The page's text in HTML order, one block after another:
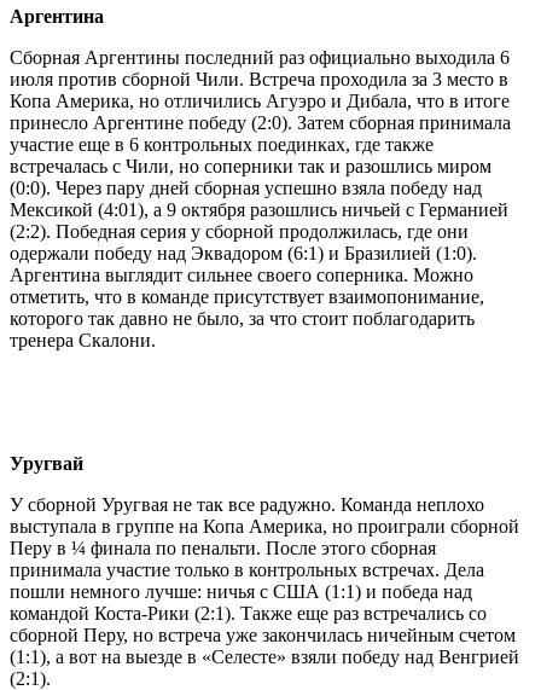
Аргентина
Сборная Аргентины последний раз официально выходила 6
июля против сборной Чили. Встреча проходила за 3 место в
Копа Америка, но отличились Агуэро и Дибала, что в итоге
принесло Аргентине победу (2:0). Затем сборная принимала
участие еще в 6 контрольных поединках, где также
встречалась с Чили, но соперники так и разошлись миром
(0:0). Через пару дней сборная успешно взяла победу над
Мексикой (4:01), а 9 октября разошлись ничьей с Германией
(2:2). Победная серия у сборной продолжилась, где они
одержали победу над Эквадором (6:1) и Бразилией (1:0).
Аргентина выглядит сильнее своего соперника. Можно
отметить, что в команде присутствует взаимопонимание,
которого так давно не было, за что стоит поблагодарить
тренера Скалони.
Уругвай
У сборной Уругвая не так все радужно. Команда неплохо
выступала в группе на Копа Америка, но проиграли сборной
Перу в ¼ финала по пенальти. После этого сборная
принимала участие только в контрольных встречах. Дела
пошли немного лучше: ничья с США (1:1) и победа над
командой Коста-Рики (2:1). Также еще раз встречались со
сборной Перу, но встреча уже закончилась ничейным счетом
(1:1), а вот на выезде в «Селесте» взяли победу над Венгрией
(2:1).